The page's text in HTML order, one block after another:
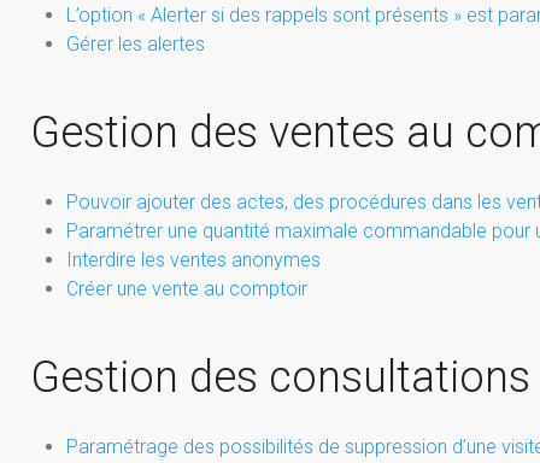
L’option « Alerter si des rappels sont présents » est
Gérer les alertes
Gestion des ventes au
Pouvoir ajouter des actes, des procédures dans les
Paramétrer une quantité maximale commandable pour
Interdire les ventes anonymes
Créer une vente au comptoir
Gestion des
Paramétrage des possibilités de suppression d’une